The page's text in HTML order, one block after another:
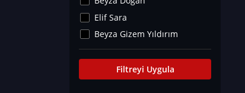
Yaşam Tavsiyeleri
Merakoloji
Eğitim Bilimleri
Elif Sara
Beyza Gizem Yıldırım
İlknur İyigökler
Büşra Elif Kıvrak
Filtreyi Uygula